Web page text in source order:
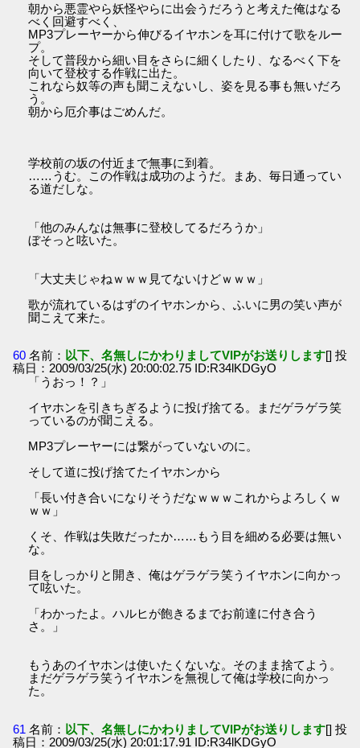
朝から悪霊やら妖怪やらに出会うだろうと考えた俺はなる
べく回避すべく、
MP3プレーヤーから伸びるイヤホンを耳に付けて歌をルー
プ。
そして普段から細い目をさらに細くしたり、なるべく下を
向いて登校する作戦に出た。
これなら奴等の声も聞こえないし、姿を見る事も無いだろ
う。
朝から厄介事はごめんだ。
学校前の坂の付近まで無事に到着。
……うむ。この作戦は成功のようだ。まあ、毎日通ってい
る道だしな。
「他のみんなは無事に登校してるだろうか」
ぼそっと呟いた。
「大丈夫じゃねｗｗｗ見てないけどｗｗｗ」
歌が流れているはずのイヤホンから、ふいに男の笑い声が
聞こえて来た。
60 名前： 以下、名無しにかわりましてVIPがお送りします[] 投
稿日：2009/03/25(水) 20:00:02.75 ID:R34lKDGyO
「うおっ！？」
イヤホンを引きちぎるように投げ捨てる。まだゲラゲラ笑
っているのが聞こえる。
MP3プレーヤーには繋がっていないのに。
そして道に投げ捨てたイヤホンから
「長い付き合いになりそうだなｗｗｗこれからよろしくｗ
ｗｗ」
くそ、作戦は失敗だったか……もう目を細める必要は無い
な。
目をしっかりと開き、俺はゲラゲラ笑うイヤホンに向かっ
て呟いた。
「わかったよ。ハルヒが飽きるまでお前達に付き合う
さ。」
もうあのイヤホンは使いたくないな。そのまま捨てよう。
まだゲラゲラ笑うイヤホンを無視して俺は学校に向かっ
た。
61 名前： 以下、名無しにかわりましてVIPがお送りします[] 投
稿日：2009/03/25(水) 20:01:17.91 ID:R34lKDGyO